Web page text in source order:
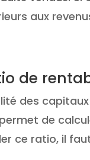
aux
de
des
de
ce ratio, il